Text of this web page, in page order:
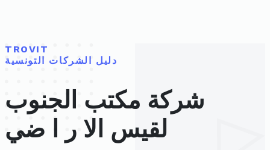
TROVIT
دليل الشركات التونسية
شركة مكتب الجنوب
لقيس الا ر ا ضي